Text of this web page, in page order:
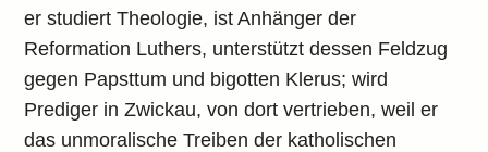
er studiert Theologie, ist Anhänger der
Reformation Luthers, unterstützt dessen Feldzug
gegen Papsttum und bigotten Klerus; wird
Prediger in Zwickau, von dort vertrieben, weil er
das unmoralische Treiben der katholischen